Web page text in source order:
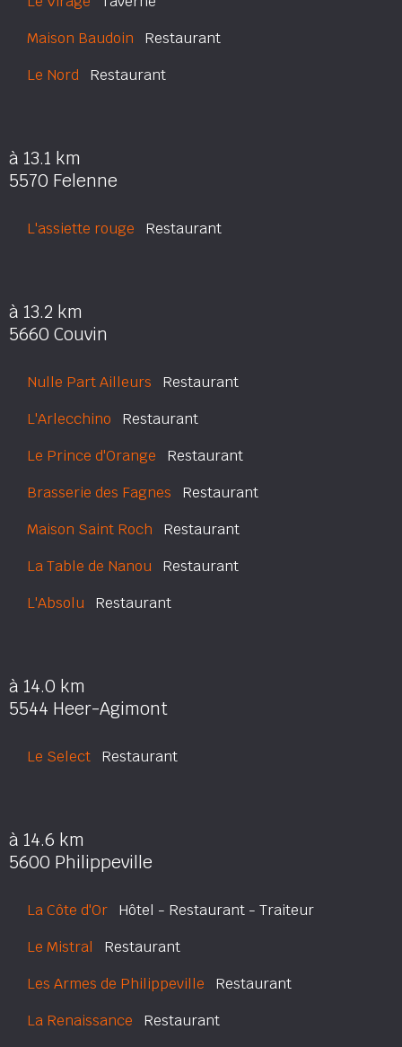
Maison Baudoin Restaurant
Le Nord Restaurant
à 13.1 km
5570 Felenne
L'assiette rouge Restaurant
à 13.2 km
5660 Couvin
Nulle Part Ailleurs Restaurant
L'Arlecchino Restaurant
Le Prince d'Orange Restaurant
Brasserie des Fagnes Restaurant
Maison Saint Roch Restaurant
La Table de Nanou Restaurant
L'Absolu Restaurant
à 14.0 km
5544 Heer-Agimont
Le Select Restaurant
à 14.6 km
5600 Philippeville
La Côte d'Or Hôtel - Restaurant - Traiteur
Le Mistral Restaurant
Les Armes de Philippeville Restaurant
La Renaissance Restaurant